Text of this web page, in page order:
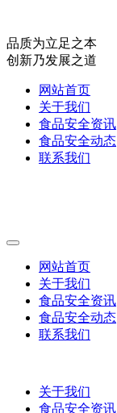
品质为立足之本
创新乃发展之道
网站首页
关于我们
食品安全资讯
食品安全动态
联系我们
网站首页
关于我们
食品安全资讯
食品安全动态
联系我们
关于我们
食品安全资讯